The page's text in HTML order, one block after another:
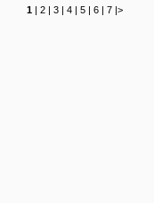
1 | 2 | 3 | 4 | 5 | 6 | 7 |>